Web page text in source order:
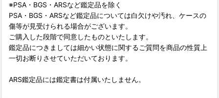
※PSA・BGS・ARSなど鑑定品を除く
PSA・BGS・ARSなど鑑定品については白欠けや汚れ、ケースの
傷等が見受けられる場合がございます。
ご購入した段階で同意したものといたします。
鑑定品につきましては細かい状態に関するご質問を商品の性質上
一切お断りさせていただいております。
ARS鑑定品には鑑定書は付属いたしません。